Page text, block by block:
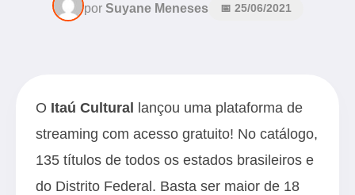
por Suyane Meneses 📅 25/06/2021
O Itaú Cultural lançou uma plataforma de
streaming com acesso gratuito! No catálogo,
135 títulos de todos os estados brasileiros e
do Distrito Federal. Basta ser maior de 18